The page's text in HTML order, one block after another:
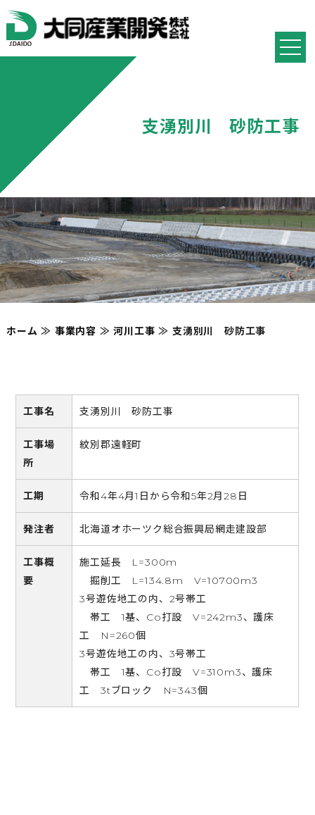
支湧別川 砂防工事
ホーム ≫ 事業内容 ≫河川工事 ≫ 支湧別川 砂防工事
工事名 支湧別川 砂防工事
工事場
所
紋別郡遠軽町
工期 令和4年4月1日から令和5年2月28日
発注者 北海道オホーツク総合振興局網走建設部
工事概
要
施工延長 L=300m
掘削工 L=134.8m V=10700m3
3号遊佐地工の内、2号帯工
帯工 1基、Co打設 V=242m3、護床
工 N=260個
3号遊佐地工の内、3号帯工
帯工 1基、Co打設 V=310m3、護床
工 3tブロック N=343個